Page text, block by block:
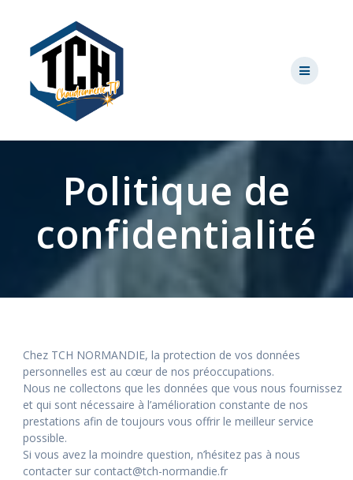
Politique de
confidentialité
Chez TCH NORMANDIE, la protection de vos données
personnelles est au cœur de nos préoccupations.
Nous ne collectons que les données que vous nous fournissez
et qui sont nécessaire à l’amélioration constante de nos
prestations afin de toujours vous offrir le meilleur service
possible.
Si vous avez la moindre question, n’hésitez pas à nous
contacter sur contact@tch-normandie.fr